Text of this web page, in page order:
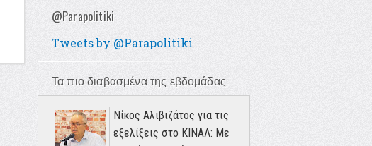
@Parapolitiki
Tweets by @Parapolitiki
Τα πιο διαβασμένα της εβδομάδας
Νίκος Αλιβιζάτος για τις
εξελίξεις στο ΚΙΝΑΛ: Με